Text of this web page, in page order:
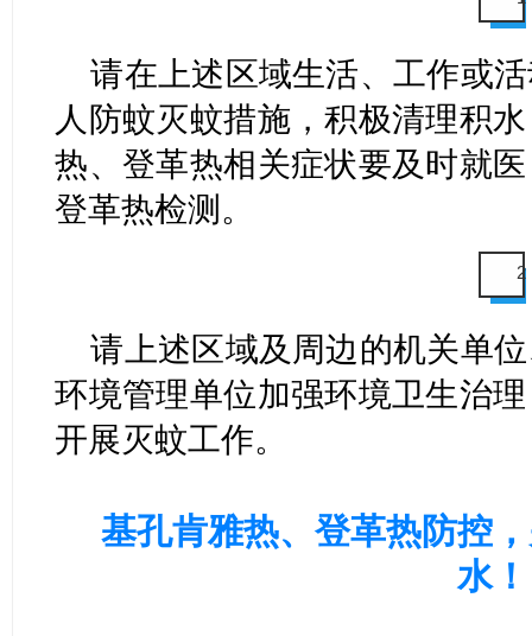
请在上述区域生活、工作或
人防蚊灭蚊措施，积极清理积
热、登革热相关症状要及时就
登革热检测。
2
请上述区域及周边的机关单
环境管理单位加强环境卫生治
开展灭蚊工作。
基孔肯雅热、登革热防控
水！